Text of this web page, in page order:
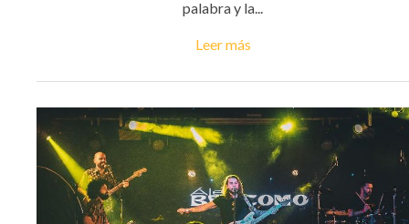
palabra y la...
Leer más